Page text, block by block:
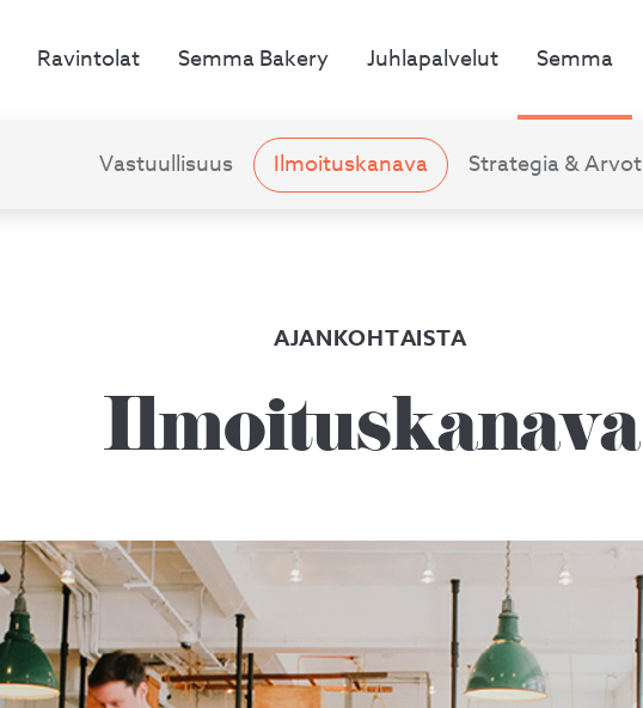
Ravintolat Semma Bakery Juhlapalvelut Semma
Vastuullisuus Ilmoituskanava Strategia & Arvot
AJANKOHTAISTA
Ilmoituskanava